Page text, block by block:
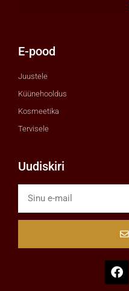
E-pood
Juustele
Küünehooldus
Kosmeetika
Tervisele
Uudiskiri